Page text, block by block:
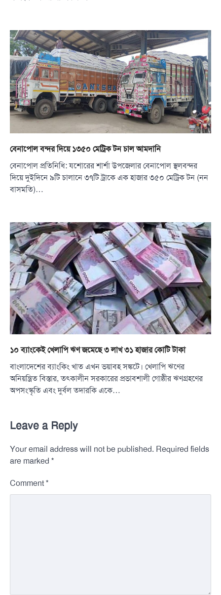
বেনাপোল বন্দর দিয়ে ১৩৫০ মেট্রিক টন চাল আমদানি
বেনাপোল প্রতিনিধি: যশোরের শার্শা উপজেলার বেনাপোল স্থলবন্দর
দিয়ে দুইদিনে ৯টি চালানে ৩৭টি ট্রাকে এক হাজার ৩৫০ মেট্রিক টন (নন
বাসমতি)…
১০ ব্যাংকেই খেলাপি ঋণ জমেছে ৩ লাখ ৩১ হাজার কোটি টাকা
বাংলাদেশের ব্যাংকিং খাত এখন ভয়াবহ সঙ্কটে। খেলাপি ঋণের
অনিয়ন্ত্রিত বিস্তার, তৎকালীন সরকারের প্রভাবশালী গোষ্ঠীর ঋণগ্রহণের
অপসংস্কৃতি এবং দুর্বল তদারকি একে…
Leave a Reply
Your email address will not be published. Required fields
are marked *
Comment *